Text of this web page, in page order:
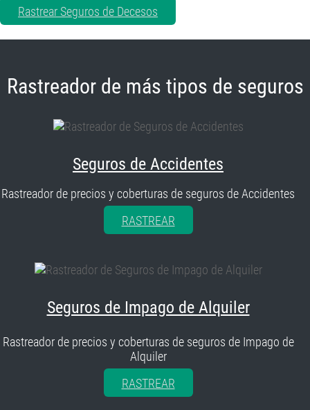
Rastrear Seguros de Decesos
Rastreador de más tipos de seguros
Seguros de Accidentes
Rastreador de precios y coberturas de seguros de Accidentes
RASTREAR
Seguros de Impago de Alquiler
Rastreador de precios y coberturas de seguros de Impago de
Alquiler
RASTREAR